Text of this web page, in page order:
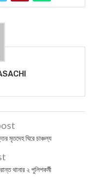
মৃতদেহ ঘিরে চাঞ্চল্য
থানার ২ পুলিশকর্মী